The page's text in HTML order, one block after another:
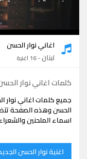
اغاني نوار الحسن
لبنان- 16 اغنية
كلمات اغاني نوار
جميع كلمات اغاني نوار
الحسن وهذه الصفحة
اسماء الملحنين
اغنية نوار الحسن